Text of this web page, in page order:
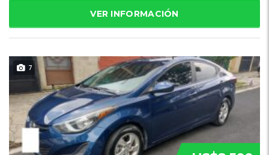
VER INFORMACIÓN
7